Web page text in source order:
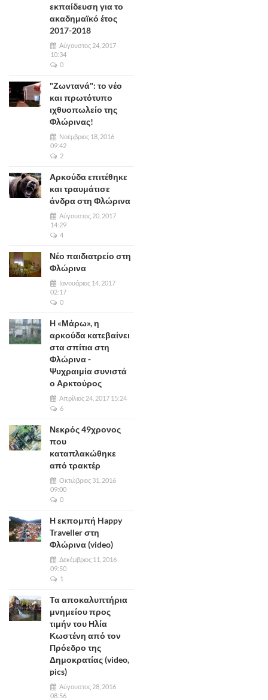
εκπαίδευση για το
ακαδημαϊκό έτος
2017-2018
Αύγουστος 24, 2017
10:34
0
"Ζωντανά": το νέο
και πρωτότυπο
ιχθυοπωλείο της
Φλώρινας!
Νοέμβριος 18, 2016
09:42
2
Αρκούδα επιτέθηκε
και τραυμάτισε
άνδρα στη Φλώρινα
Αύγουστος 20, 2017
14:29
4
Νέο παιδιατρείο στη
Φλώρινα
Ιανουάριος 14, 2017
02:17
0
Η «Μάρω», η
αρκούδα κατεβαίνει
στα σπίτια στη
Φλώρινα -
Ψυχραιμία συνιστά
ο Αρκτούρος
Απρίλιος 24, 2017 15:24
6
Νεκρός 49χρονος
που
καταπλακώθηκε
από τρακτέρ
Οκτώβριος 31, 2016
09:00
0
Η εκπομπή Happy
Traveller στη
Φλώρινα (video)
Δεκέμβριος 11, 2016
09:50
1
Τα αποκαλυπτήρια
μνημείου προς
τιμήν του Ηλία
Κωστένη από τον
Πρόεδρο της
Δημοκρατίας (video,
pics)
Αύγουστος 28, 2016
08:56